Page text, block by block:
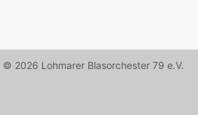
© 2026 Lohmarer Blasorchester 79 e.V.